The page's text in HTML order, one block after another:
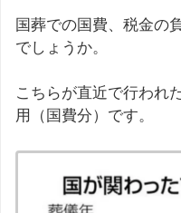
国葬での国費、税金の
でしょうか。
こちらが直近で行われ
用（国費分）です。